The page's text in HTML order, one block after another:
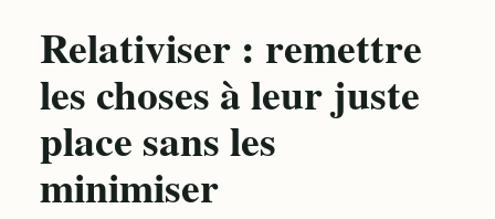
Relativiser : remettre
les choses à leur juste
place sans les
minimiser